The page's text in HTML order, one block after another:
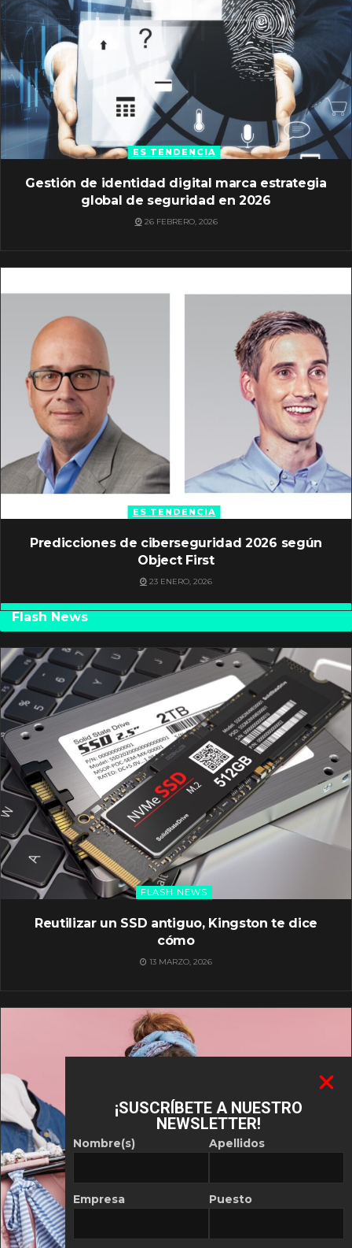
ES TENDENCIA
Gestión de identidad digital marca estrategia
global de seguridad en 2026
26 FEBRERO, 2026
ES TENDENCIA
Predicciones de ciberseguridad 2026 según
Object First
23 ENERO, 2026
Flash News
FLASH NEWS
Reutilizar un SSD antiguo, Kingston te dice
cómo
13 MARZO, 2026
¡SUSCRÍBETE A NUESTRO
NEWSLETTER!
Nombre(s)
Empresa
Apellidos
Puesto